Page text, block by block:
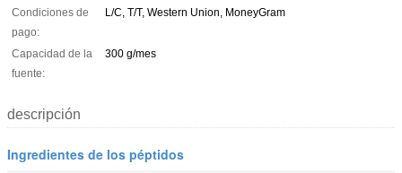
Condiciones de
pago:
L/C, T/T, Western Union, MoneyGram
Capacidad de la
fuente:
300 g/mes
descripción
Ingredientes de los péptidos